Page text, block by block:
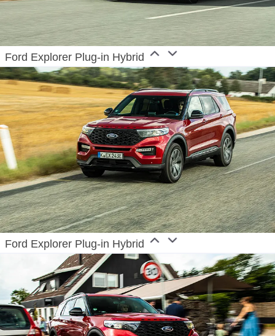
Ford Explorer Plug-in Hybrid
Ford Explorer Plug-in Hybrid